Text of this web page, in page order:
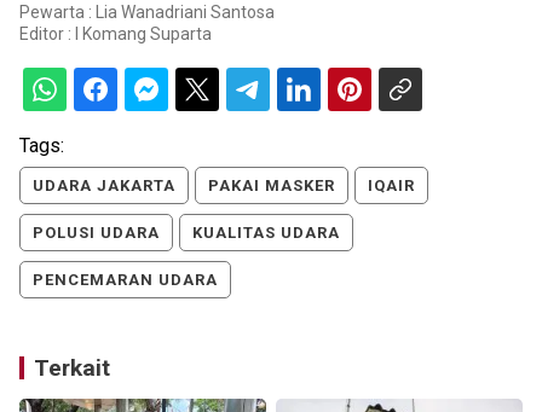
Pewarta : Lia Wanadriani Santosa
Editor :
I Komang Suparta
Tags:
UDARA JAKARTA PAKAI MASKER IQAIR
POLUSI UDARA KUALITAS UDARA
PENCEMARAN UDARA
Terkait